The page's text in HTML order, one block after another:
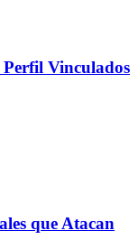
Perfil Vinculados
que Atacan